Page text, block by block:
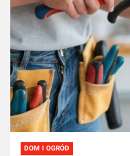
DOM I OGRÓD